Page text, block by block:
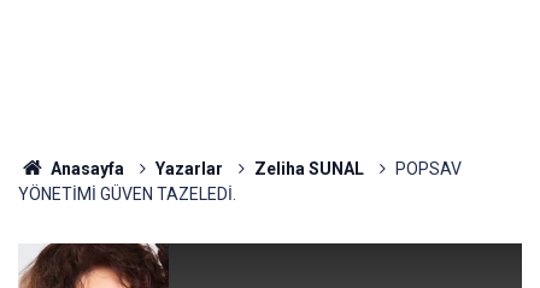
Anasayfa Yazarlar Zeliha SUNAL
POPSAV
YÖNETİMİ GÜVEN TAZELEDİ.